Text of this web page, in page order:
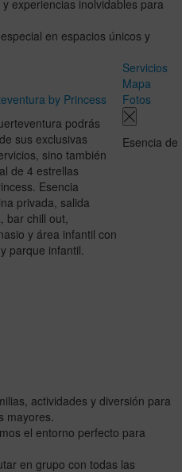
experiencias inolvidables para
en espacios únicos y
by Princess
podrás
sus exclusivas
sino también
de 4 estrellas
Esencia
privada, salida
bar chill out,
y área infantil con
parque infantil.
Servicios
Mapa
Fotos
Esencia de
actividades y diversión para
mayores.
el entorno perfecto para
en grupo con todas las